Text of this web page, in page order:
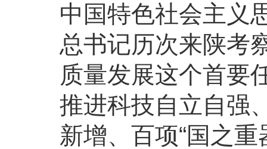
中国特色社会主义
总书记历次来陕考
质量发展这个首要
推进科技自立自强
新增、百项“国之